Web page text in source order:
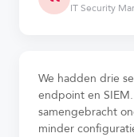
IT Security
We hadden drie
endpoint en
samengebracht
minder